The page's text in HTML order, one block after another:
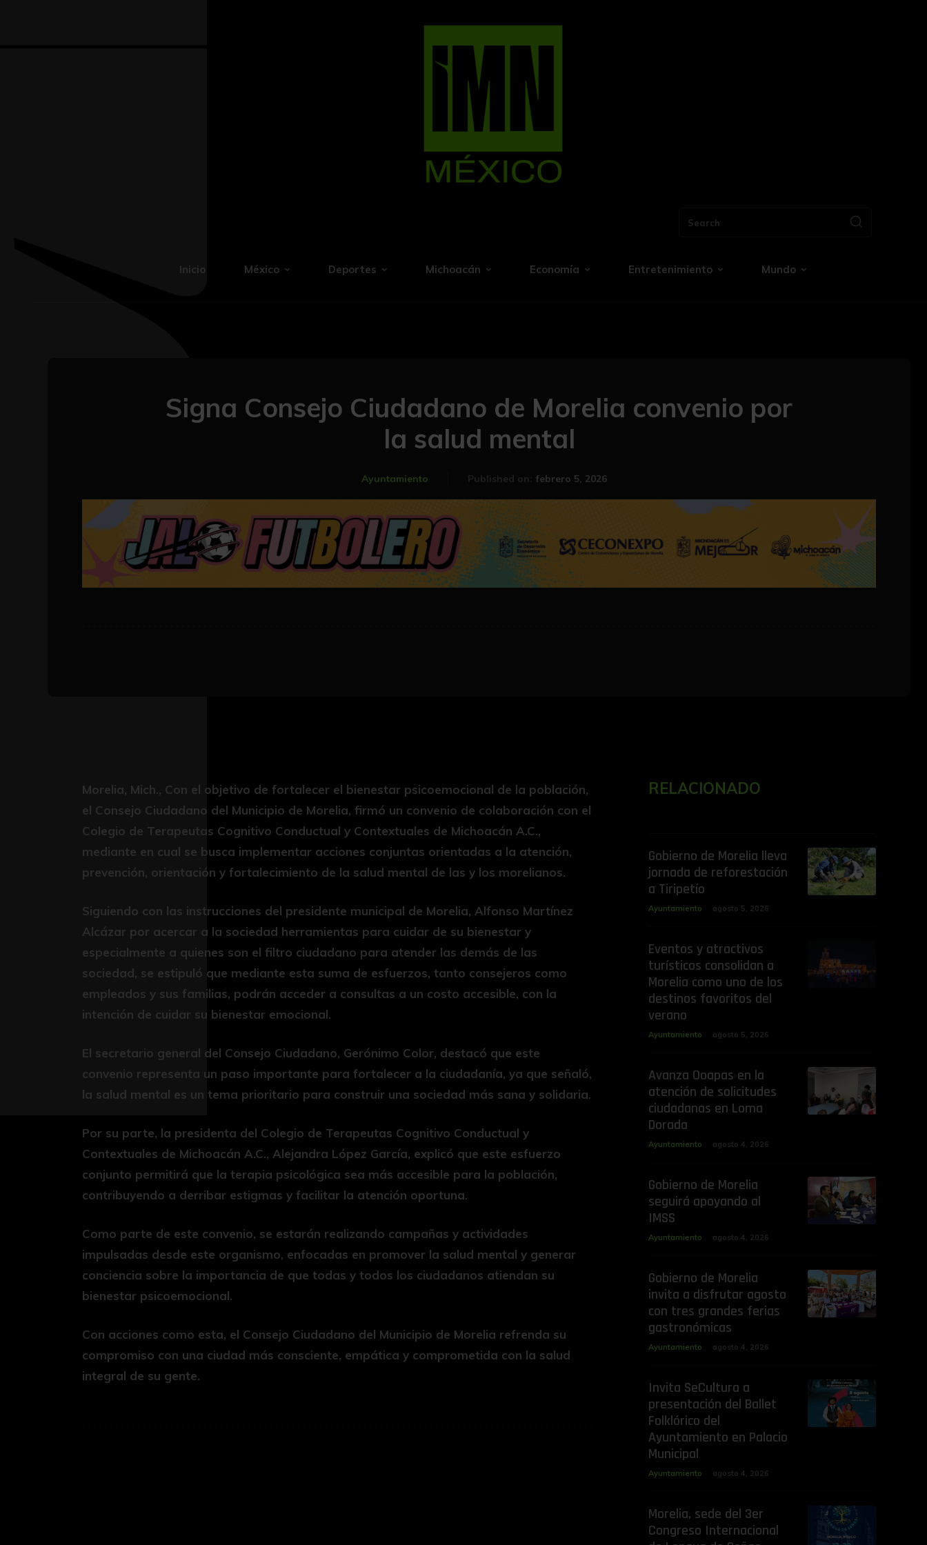
Search
Inicio México Deportes Michoacán Economía Entretenimiento Mundo
Signa Consejo Ciudadano de Morelia convenio por
la salud mental
Ayuntamiento Published on: febrero 5, 2026
Morelia, Mich., Con el objetivo de fortalecer el bienestar psicoemocional de la población,
el Consejo Ciudadano del Municipio de Morelia, firmó un convenio de colaboración con el
Colegio de Terapeutas Cognitivo Conductual y Contextuales de Michoacán A.C.,
mediante en cual se busca implementar acciones conjuntas orientadas a la atención,
prevención, orientación y fortalecimiento de la salud mental de las y los morelianos.
Siguiendo con las instrucciones del presidente municipal de Morelia, Alfonso Martínez
Alcázar por acercar a la sociedad herramientas para cuidar de su bienestar y
especialmente a quienes son el filtro ciudadano para atender las demás de las
sociedad, se estipuló que mediante esta suma de esfuerzos, tanto consejeros como
empleados y sus familias, podrán acceder a consultas a un costo accesible, con la
intención de cuidar su bienestar emocional.
El secretario general del Consejo Ciudadano, Gerónimo Color, destacó que este
convenio representa un paso importante para fortalecer a la ciudadanía, ya que señaló,
la salud mental es un tema prioritario para construir una sociedad más sana y solidaria.
Por su parte, la presidenta del Colegio de Terapeutas Cognitivo Conductual y
Contextuales de Michoacán A.C., Alejandra López García, explicó que este esfuerzo
conjunto permitirá que la terapia psicológica sea más accesible para la población,
contribuyendo a derribar estigmas y facilitar la atención oportuna.
Como parte de este convenio, se estarán realizando campañas y actividades
impulsadas desde este organismo, enfocadas en promover la salud mental y generar
conciencia sobre la importancia de que todas y todos los ciudadanos atiendan su
bienestar psicoemocional.
Con acciones como esta, el Consejo Ciudadano del Municipio de Morelia refrenda su
compromiso con una ciudad más consciente, empática y comprometida con la salud
integral de su gente.
RELACIONADO
Gobierno de Morelia lleva
jornada de reforestación
a Tiripetío
Ayuntamiento agosto 5, 2026
Eventos y atractivos
turísticos consolidan a
Morelia como uno de los
destinos favoritos del
verano
Ayuntamiento agosto 5, 2026
Avanza Ooapas en la
atención de solicitudes
ciudadanas en Loma
Dorada
Ayuntamiento agosto 4, 2026
Gobierno de Morelia
seguirá apoyando al
IMSS
Ayuntamiento agosto 4, 2026
Gobierno de Morelia
invita a disfrutar agosto
con tres grandes ferias
gastronómicas
Ayuntamiento agosto 4, 2026
Invita SeCultura a
presentación del Ballet
Folklórico del
Ayuntamiento en Palacio
Municipal
Ayuntamiento agosto 4, 2026
Morelia, sede del 3er
Congreso Internacional